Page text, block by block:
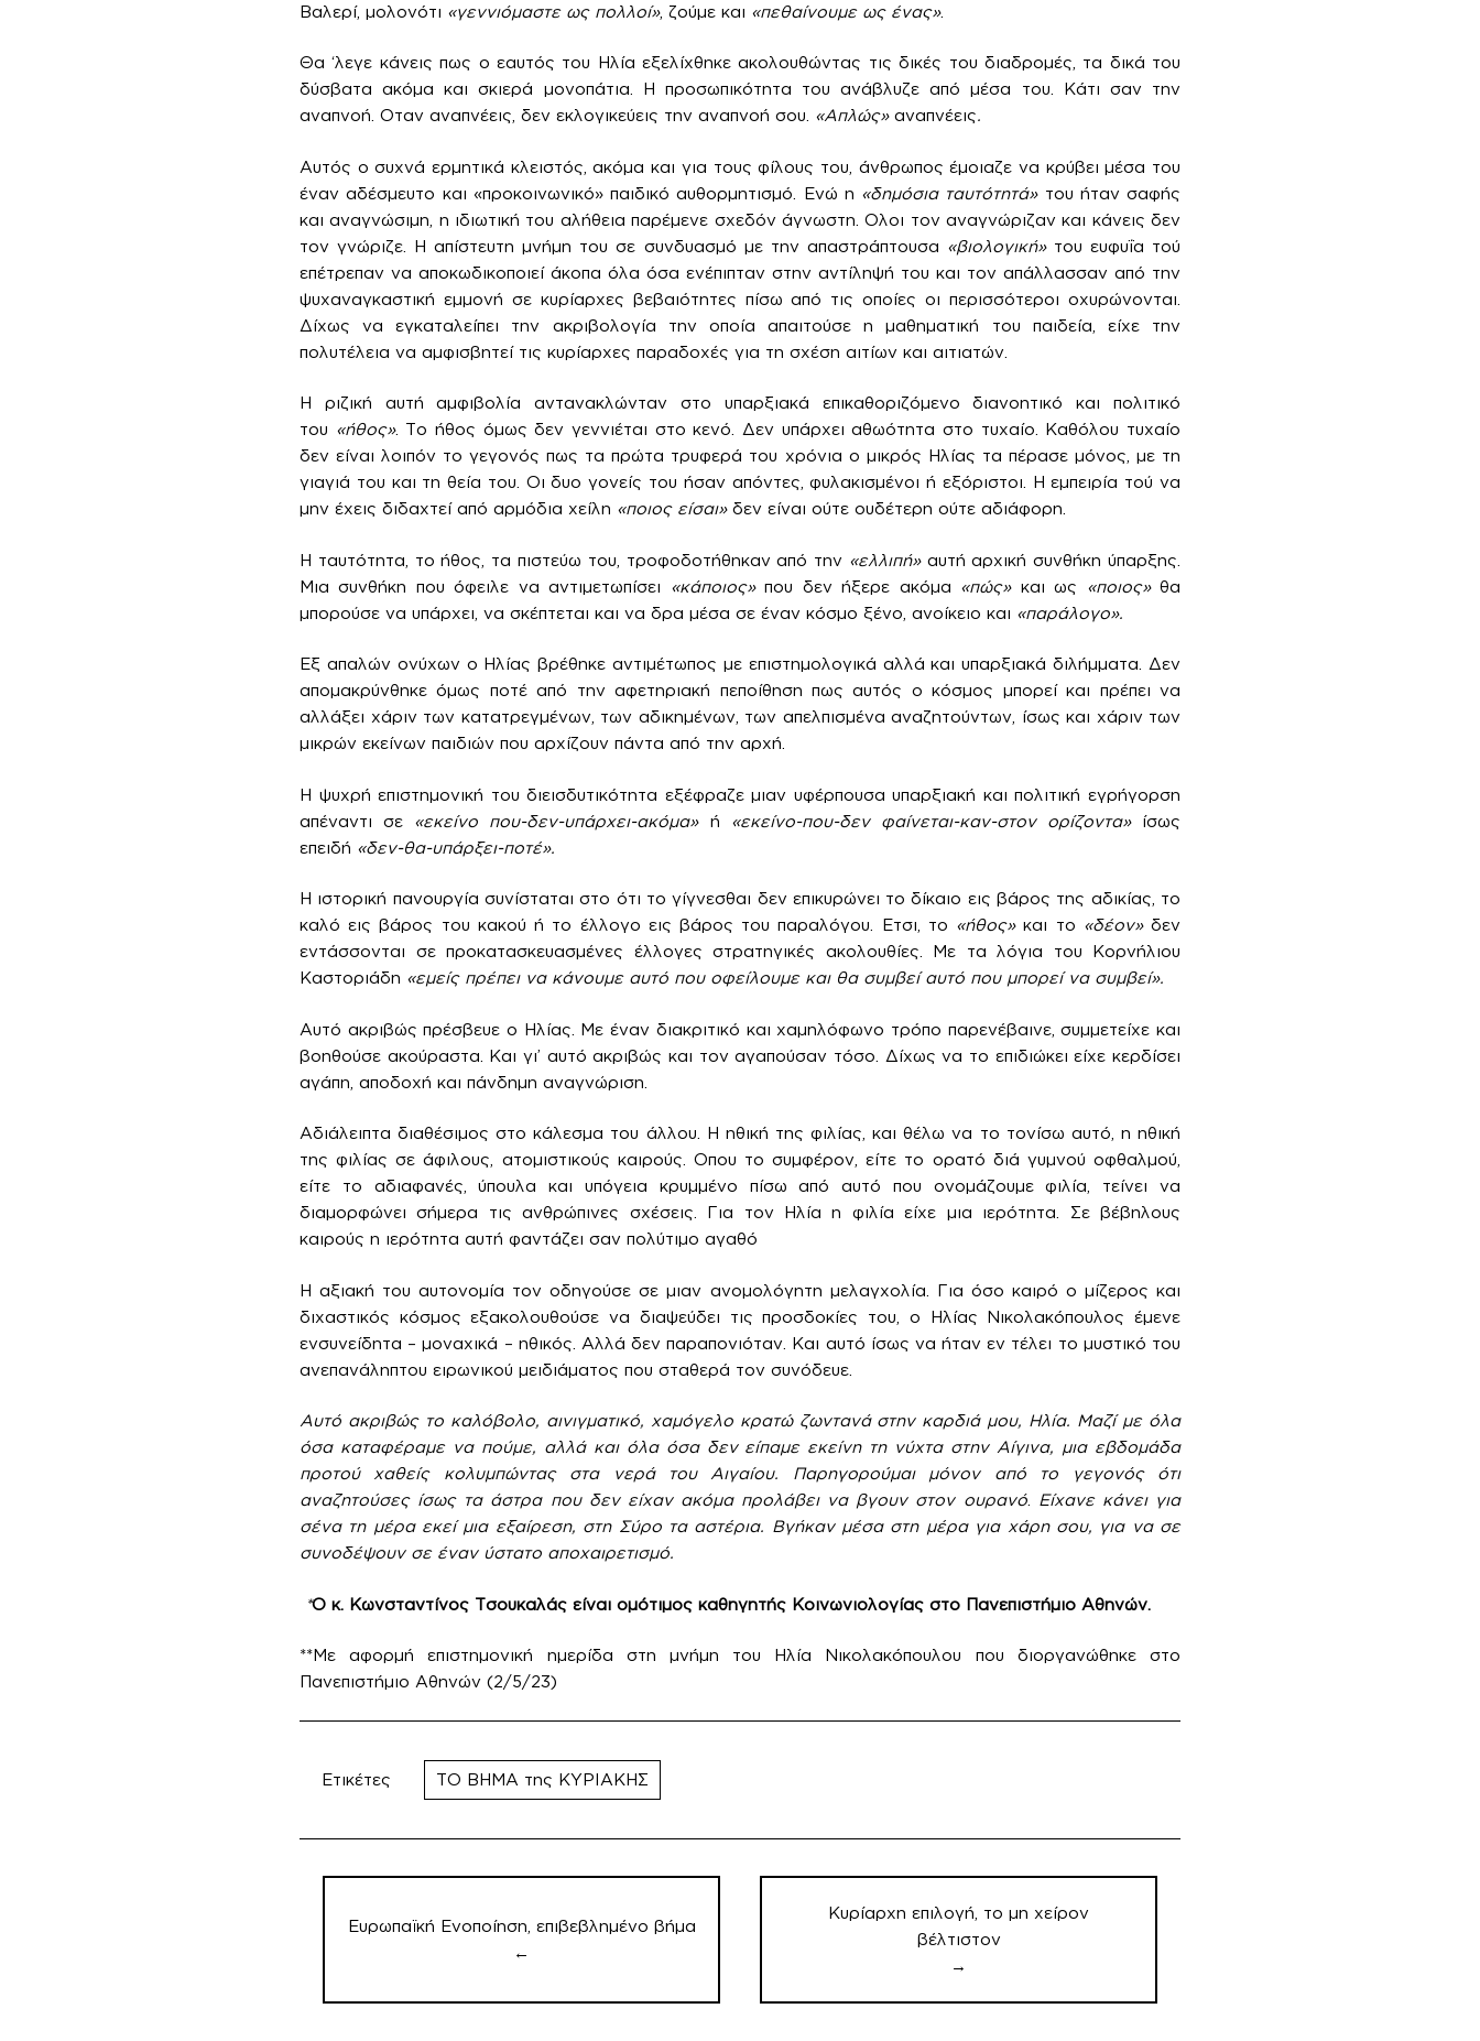
Βαλερί, μολονότι «γεννιόμαστε ως πολλοί», ζούμε και «πεθαίνουμε ως ένας».
Θα ‘λεγε κάνεις πως ο εαυτός του Ηλία εξελίχθηκε ακολουθώντας τις δικές του διαδρομές, τα δικά του
δύσβατα ακόμα και σκιερά μονοπάτια. Η προσωπικότητα του ανάβλυζε από μέσα του. Κάτι σαν την
αναπνοή. Οταν αναπνέεις, δεν εκλογικεύεις την αναπνοή σου. «Απλώς»αναπνέεις.
Αυτός ο συχνά ερμητικά κλειστός, ακόμα και για τους φίλους του, άνθρωπος έμοιαζε να κρύβει μέσα του
έναν αδέσμευτο και «προκοινωνικό» παιδικό αυθορμητισμό. Ενώ η «δημόσια ταυτότητά»του ήταν σαφής
και αναγνώσιμη, η ιδιωτική του αλήθεια παρέμενε σχεδόν άγνωστη. Ολοι τον αναγνώριζαν και κάνεις δεν
τον γνώριζε. Η απίστευτη μνήμη του σε συνδυασμό με την απαστράπτουσα «βιολογική»του ευφυΐα τού
επέτρεπαν να αποκωδικοποιεί άκοπα όλα όσα ενέπιπταν στην αντίληψή του και τον απάλλασσαν από την
ψυχαναγκαστική εμμονή σε κυρίαρχες βεβαιότητες πίσω από τις οποίες οι περισσότεροι οχυρώνονται.
Δίχως να εγκαταλείπει την ακριβολογία την οποία απαιτούσε η μαθηματική του παιδεία, είχε την
πολυτέλεια να αμφισβητεί τις κυρίαρχες παραδοχές για τη σχέση αιτίων και αιτιατών.
Η ριζική αυτή αμφιβολία αντανακλώνταν στο υπαρξιακά επικαθοριζόμενο διανοητικό και πολιτικό
του «ήθος». Το ήθος όμως δεν γεννιέται στο κενό. Δεν υπάρχει αθωότητα στο τυχαίο. Καθόλου τυχαίο
δεν είναι λοιπόν το γεγονός πως τα πρώτα τρυφερά του χρόνια ο μικρός Ηλίας τα πέρασε μόνος, με τη
γιαγιά του και τη θεία του. Οι δυο γονείς του ήσαν απόντες, φυλακισμένοι ή εξόριστοι. Η εμπειρία τού να
μην έχεις διδαχτεί από αρμόδια χείλη «ποιος είσαι»δεν είναι ούτε ουδέτερη ούτε αδιάφορη.
Η ταυτότητα, το ήθος, τα πιστεύω του, τροφοδοτήθηκαν από την «ελλιπή»αυτή αρχική συνθήκη ύπαρξης.
Μια συνθήκη που όφειλε να αντιμετωπίσει «κάποιος»που δεν ήξερε ακόμα «πώς»και ως «ποιος»θα
μπορούσε να υπάρχει, να σκέπτεται και να δρα μέσα σε έναν κόσμο ξένο, ανοίκειο και «παράλογο».
Εξ απαλών ονύχων ο Ηλίας βρέθηκε αντιμέτωπος με επιστημολογικά αλλά και υπαρξιακά διλήμματα. Δεν
απομακρύνθηκε όμως ποτέ από την αφετηριακή πεποίθηση πως αυτός ο κόσμος μπορεί και πρέπει να
αλλάξει χάριν των κατατρεγμένων, των αδικημένων, των απελπισμένα αναζητούντων, ίσως και χάριν των
μικρών εκείνων παιδιών που αρχίζουν πάντα από την αρχή.
Η ψυχρή επιστημονική του διεισδυτικότητα εξέφραζε μιαν υφέρπουσα υπαρξιακή και πολιτική εγρήγορση
απέναντι σε «εκείνο που-δεν-υπάρχει-ακόμα»ή «εκείνο-που-δεν φαίνεται-καν-στον ορίζοντα»ίσως
επειδή «δεν-θα-υπάρξει-ποτέ».
Η ιστορική πανουργία συνίσταται στο ότι το γίγνεσθαι δεν επικυρώνει το δίκαιο εις βάρος της αδικίας, το
καλό εις βάρος του κακού ή το έλλογο εις βάρος του παραλόγου. Ετσι, το «ήθος»και το «δέον»δεν
εντάσσονται σε προκατασκευασμένες έλλογες στρατηγικές ακολουθίες. Με τα λόγια του Κορνήλιου
Καστοριάδη «εμείς πρέπει να κάνουμε αυτό που οφείλουμε και θα συμβεί αυτό που μπορεί να συμβεί».
Αυτό ακριβώς πρέσβευε ο Ηλίας. Με έναν διακριτικό και χαμηλόφωνο τρόπο παρενέβαινε, συμμετείχε και
βοηθούσε ακούραστα. Και γι’ αυτό ακριβώς και τον αγαπούσαν τόσο. Δίχως να το επιδιώκει είχε κερδίσει
αγάπη, αποδοχή και πάνδημη αναγνώριση.
Αδιάλειπτα διαθέσιμος στο κάλεσμα του άλλου. Η ηθική της φιλίας, και θέλω να το τονίσω αυτό, η ηθική
της φιλίας σε άφιλους, ατομιστικούς καιρούς. Οπου το συμφέρον, είτε το ορατό διά γυμνού οφθαλμού,
είτε το αδιαφανές, ύπουλα και υπόγεια κρυμμένο πίσω από αυτό που ονομάζουμε φιλία, τείνει να
διαμορφώνει σήμερα τις ανθρώπινες σχέσεις. Για τον Ηλία η φιλία είχε μια ιερότητα. Σε βέβηλους
καιρούς η ιερότητα αυτή φαντάζει σαν πολύτιμο αγαθό
Η αξιακή του αυτονομία τον οδηγούσε σε μιαν ανομολόγητη μελαγχολία. Για όσο καιρό ο μίζερος και
διχαστικός κόσμος εξακολουθούσε να διαψεύδει τις προσδοκίες του, ο Ηλίας Νικολακόπουλος έμενε
ενσυνείδητα – μοναχικά – ηθικός. Αλλά δεν παραπονιόταν. Και αυτό ίσως να ήταν εν τέλει το μυστικό του
ανεπανάληπτου ειρωνικού μειδιάματος που σταθερά τον συνόδευε.
Αυτό ακριβώς το καλόβολο, αινιγματικό, χαμόγελο κρατώ ζωντανά στην καρδιά μου, Ηλία. Μαζί με όλα
όσα καταφέραμε να πούμε, αλλά και όλα όσα δεν είπαμε εκείνη τη νύχτα στην Αίγινα, μια εβδομάδα
προτού χαθείς κολυμπώντας στα νερά του Αιγαίου. Παρηγορούμαι μόνον από το γεγονός ότι
αναζητούσες ίσως τα άστρα που δεν είχαν ακόμα προλάβει να βγουν στον ουρανό. Είχανε κάνει για
σένα τη μέρα εκεί μια εξαίρεση, στη Σύρο τα αστέρια. Βγήκαν μέσα στη μέρα για χάρη σου, για να σε
συνοδέψουν σε έναν ύστατο αποχαιρετισμό.
*Ο κ. Κωνσταντίνος Τσουκαλάς είναι ομότιμος καθηγητής Κοινωνιολογίας στο Πανεπιστήμιο Αθηνών.
**Με αφορμή επιστημονική ημερίδα στη μνήμη του Ηλία Νικολακόπουλου που διοργανώθηκε στο
Πανεπιστήμιο Αθηνών (2/5/23)
Ετικέτες ΤΟ ΒΗΜΑ της ΚΥΡΙΑΚΗΣ
Πλοήγηση
Ευρωπαϊκή Ενοποίηση, επιβεβλημένο βήμα
←
Κυρίαρχη επιλογή, το μη χείρον
βέλτιστον
→